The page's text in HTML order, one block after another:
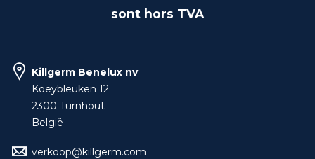
sont hors TVA
Killgerm Benelux nv
Koeybleuken 12
2300 Turnhout
België
verkoop@killgerm.com